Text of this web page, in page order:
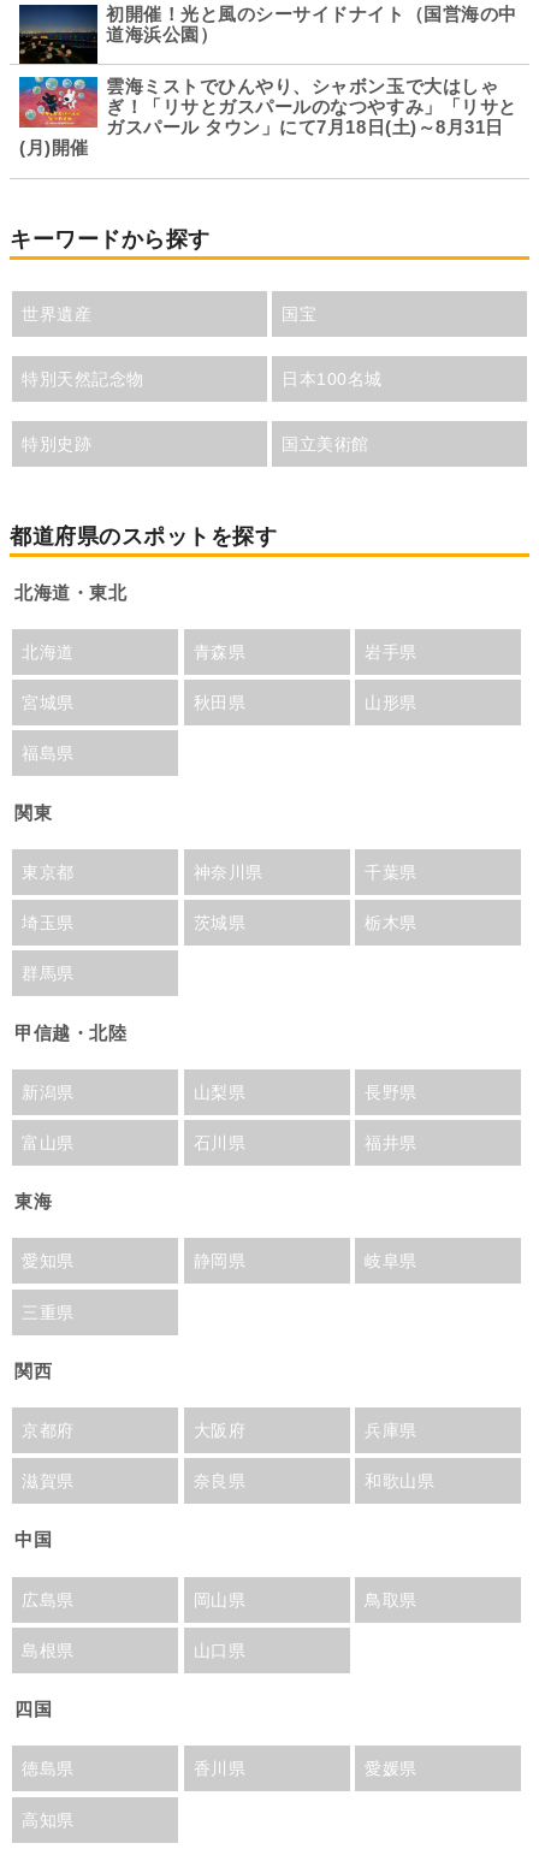
初開催！光と風のシーサイドナイト（国営海の中
道海浜公園）
雲海ミストでひんやり、シャボン玉で大はしゃ
ぎ！「リサとガスパールのなつやすみ」「リサと
ガスパール タウン」にて7月18日(土)～8月31日
(月)開催
キーワードから探す
世界遺産 国宝
特別天然記念物 日本100名城
特別史跡 国立美術館
都道府県のスポットを探す
北海道・東北
北海道 青森県 岩手県
宮城県 秋田県 山形県
福島県
関東
東京都 神奈川県 千葉県
埼玉県 茨城県 栃木県
群馬県
甲信越・北陸
新潟県 山梨県 長野県
富山県 石川県 福井県
東海
愛知県 静岡県 岐阜県
三重県
関西
京都府 大阪府 兵庫県
滋賀県 奈良県 和歌山県
中国
広島県 岡山県 鳥取県
島根県 山口県
四国
徳島県 香川県 愛媛県
高知県